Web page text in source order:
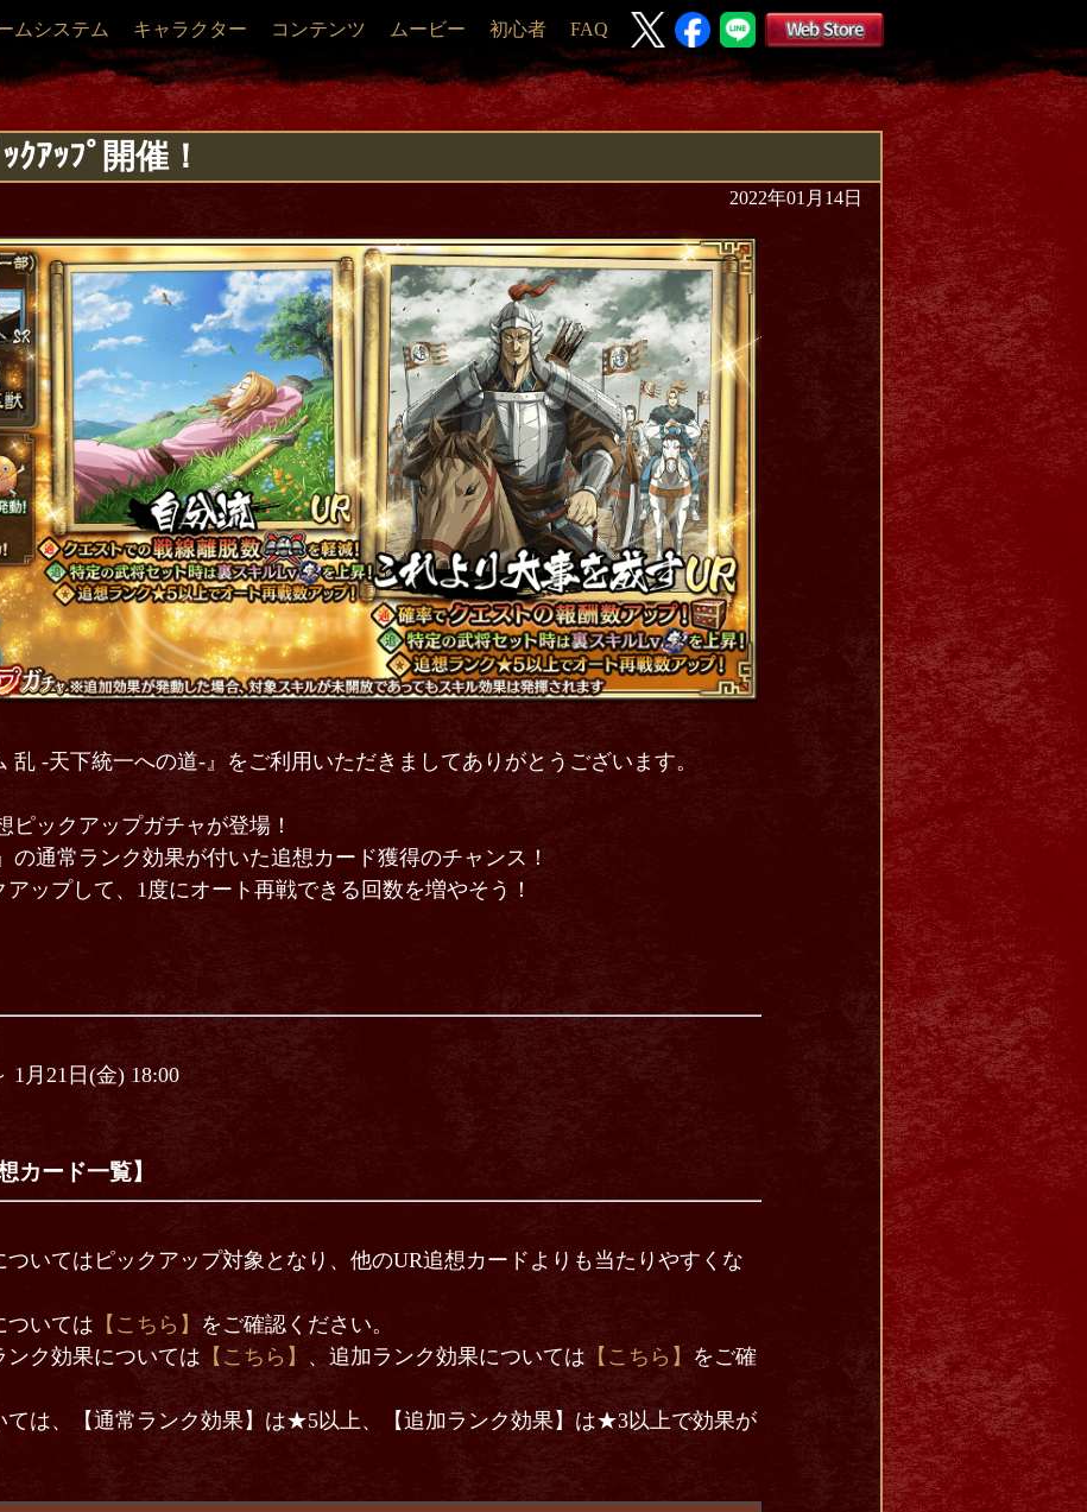
ムシステム キャラクター コンテンツ ムービー 初心者 FAQ
ｱｯﾌﾟ開催！
2022年01月14日
乱 -天下統一への道-』をご利用いただきましてありがとうございます。
ピックアップガチャが登場！
の通常ランク効果が付いた追想カード獲得のチャンス！
ップして、1度にオート再戦できる回数を増やそう！
1月21日(金) 18:00
カード一覧】
ついてはピックアップ対象となり、他のUR追想カードよりも当たりやすくな
ついては 【こちら】
をご確認ください。
ク効果については 【こちら】 、追加ランク効果については【こちら】
をご確
は、【通常ランク効果】は★5以上、【追加ランク効果】は★3以上で効果が